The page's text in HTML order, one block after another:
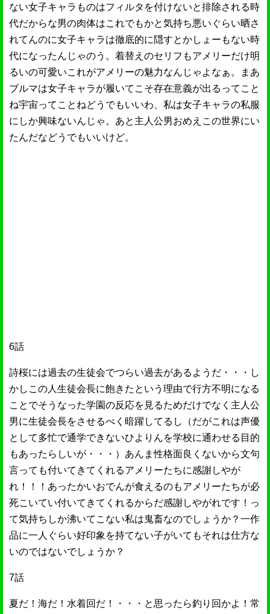
ない女子キャラものはフィルタを付けないと排除される時
代だからな男の肉体はこれでもかと気持ち悪いぐらい晒さ
れてんのに女子キャラは徹底的に隠すとかしょーもない時
代になったんじゃのう。着替えのセリフもアメリーだけ明
るいの可愛いこれがアメリーの魅力なんじゃよなぁ。まあ
ブルマは女子キャラが履いてこそ存在意義が出るってこと
ね宇宙ってことねどうでもいいわ、私は女子キャラの私服
にしか興味ないんじゃ。あと主人公男おめえこの世界にい
たんだなどうでもいいけど。
6話
詩桜には過去の生徒会でつらい過去があるようだ・・・し
かしこの人生徒会長に飽きたという理由で行方不明になる
ことでそうなった学園の反応を見るためだけでなく主人公
男に生徒会長をさせるべく暗躍してるし（だがこれは声優
として多忙で通学できないひよりんを学校に通わせる目的
もあったらしいが・・・）あんま性格面良くないから文句
言っても付いてきてくれるアメリーたちに感謝しやが
れ！！！あったかいおでんが食えるのもアメリーたちが必
死こいてい付いてきてくれるからだ感謝しやがれです！っ
て気持ちしか沸いてこない私は鬼畜なのでしょうか？一作
品に一人ぐらい好印象を持てない子がいてもそれは仕方な
いのではないでしょうか？
7話
夏だ！海だ！水着回だ！・・・と思ったら釣り回かよ！常